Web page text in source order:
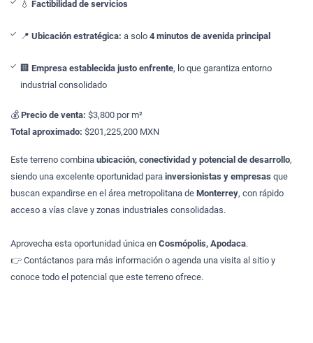
💧 Factibilidad de servicios
📍 Ubicación estratégica: a solo 4 minutos de avenida principal
🏢 Empresa establecida justo enfrente, lo que garantiza entorno
industrial consolidado
💰 Precio de venta: $3,800 por m²
Total aproximado: $201,225,200 MXN
Este terreno combina ubicación, conectividad y potencial de desarrollo,
siendo una excelente oportunidad para inversionistas y empresas que
buscan expandirse en el área metropolitana de Monterrey, con rápido
acceso a vías clave y zonas industriales consolidadas.
Aprovecha esta oportunidad única en Cosmópolis, Apodaca.
👉 Contáctanos para más información o agenda una visita al sitio y
conoce todo el potencial que este terreno ofrece.